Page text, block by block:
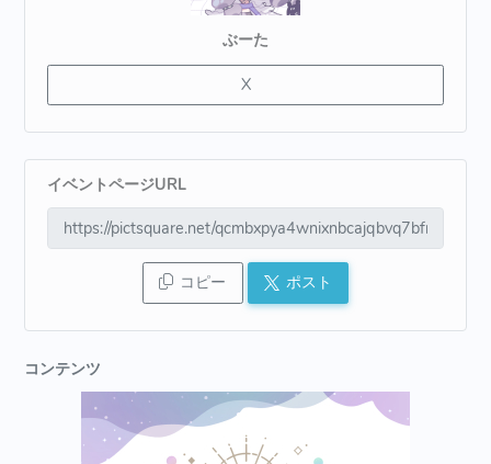
ぶーた
X
イベントページURL
コピー ポスト
コンテンツ